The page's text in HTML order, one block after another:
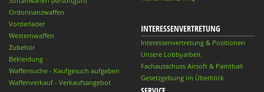
Ordonnanzwaffen
Vorderlader
Westernwaffen
Zubehör
Bekleidung
Waffensuche - Kaufgesuch aufgeben
Waffenverkauf - Verkaufsangebot
INTERESSENVERTRETUNG
Interessenvertretung & Positionen
Unsere Lobbyarbeit
Fachausschuss Airsoft & Paintball
Gesetzgebung im Überblick